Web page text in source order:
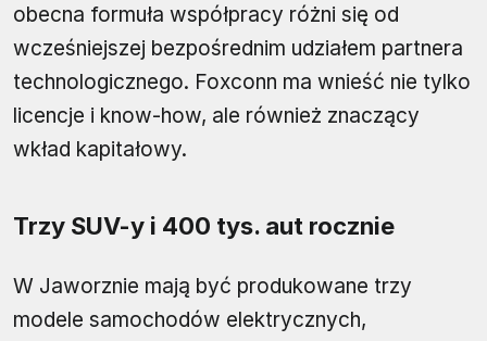
obecna formuła współpracy różni się od
wcześniejszej bezpośrednim udziałem partnera
technologicznego. Foxconn ma wnieść nie tylko
licencje i know-how, ale również znaczący
wkład kapitałowy.
Trzy SUV-y i 400 tys. aut rocznie
W Jaworznie mają być produkowane trzy
modele samochodów elektrycznych,